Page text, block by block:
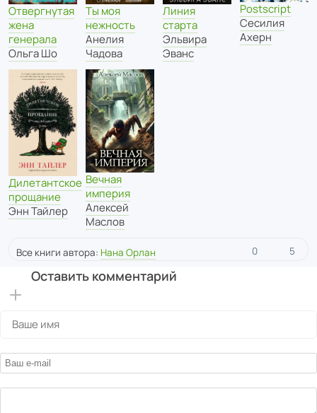
Отвергнутая
жена
генерала
Ольга Шо
Ты моя
нежность
Анелия
Чадова
Линия
старта
Эльвира
Эванс
Postscript
Сесилия
Ахерн
Дилетантское
прощание
Энн Тайлер
Вечная
империя
Алексей
Маслов
Все книги автора: Нана Орлан 0 5
Оставить комментарий